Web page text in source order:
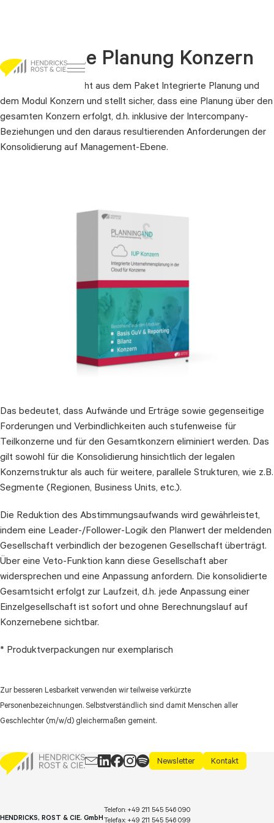
Integrierte Planung Konzern
Dieses Paket besteht aus dem Paket Integrierte Planung und
dem Modul Konzern und stellt sicher, dass eine Planung über den
gesamten Konzern erfolgt, d.h. inklusive der Intercompany-
Beziehungen und den daraus resultierenden Anforderungen der
Konsolidierung auf Management-Ebene.
Das bedeutet, dass Aufwände und Erträge sowie gegenseitige
Forderungen und Verbindlichkeiten auch stufenweise für
Teilkonzerne und für den Gesamtkonzern eliminiert werden. Das
gilt sowohl für die Konsolidierung hinsichtlich der legalen
Konzernstruktur als auch für weitere, parallele Strukturen, wie z.B.
Segmente (Regionen, Business Units, etc.).
Die Reduktion des Abstimmungsaufwands wird gewährleistet,
indem eine Leader-/Follower-Logik den Planwert der meldenden
Gesellschaft verbindlich der bezogenen Gesellschaft überträgt.
Über eine Veto-Funktion kann diese Gesellschaft aber
widersprechen und eine Anpassung anfordern. Die konsolidierte
Gesamtsicht erfolgt zur Laufzeit, d.h. jede Anpassung einer
Einzelgesellschaft ist sofort und ohne Berechnungslauf auf
Konzernebene sichtbar.
* Produktverpackungen nur exemplarisch
Zur besseren Lesbarkeit verwenden wir teilweise verkürzte
Personenbezeichnungen. Selbstverständlich sind damit Menschen aller
Geschlechter (m/w/d) gleichermaßen gemeint.
Newsletter Kontakt
HENDRICKS, ROST & CIE. GmbH
Telefon: +49 211 545 546 090
Telefax: +49 211 545 546 099